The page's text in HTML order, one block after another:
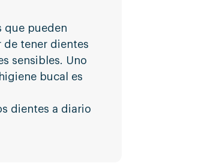
que pueden
tener dientes
sensibles. Uno
bucal es
dientes a diario